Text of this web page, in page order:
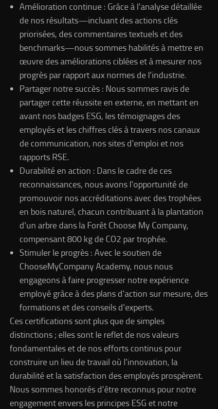
Amélioration continue : Grâce à l'analyse détaillée
de nos résultats—incluant des actions clés
priorisées, des commentaires textuels et des
benchmarks—nous sommes habilités à mettre en
œuvre des améliorations ciblées et à mesurer nos
progrès par rapport aux normes de l'industrie.
Partager notre succès : Nous sommes ravis de
partager cette réussite en externe, en mettant en
avant nos badges ESG, les témoignages des
employés et les chiffres clés à travers nos canaux
de communication, nos sites d'emploi et nos
rapports RSE.
Durabilité en action : Dans le cadre de ces
reconnaissances, nous avons l'opportunité de
promouvoir nos accréditations avec des trophées
en bois naturel, chacun contribuant à la plantation
d'un arbre dans la Forêt Choose My Company,
compensant 800 kg de CO2 par trophée.
Stimuler le progrès : Avec le soutien de
ChooseMyCompany Academy, nous nous
engageons à faire progresser notre expérience
employé grâce à des plans d'action sur mesure, des
formations et des conseils d'experts.
Ces certifications sont plus que de simples
distinctions ; elles sont le reflet de nos valeurs
fondamentales et de nos efforts continus pour
construire un lieu de travail où l'innovation, la
durabilité et la satisfaction des employés prospèrent.
Nous sommes honorés d'être reconnus pour notre
engagement envers les principes ESG et notre